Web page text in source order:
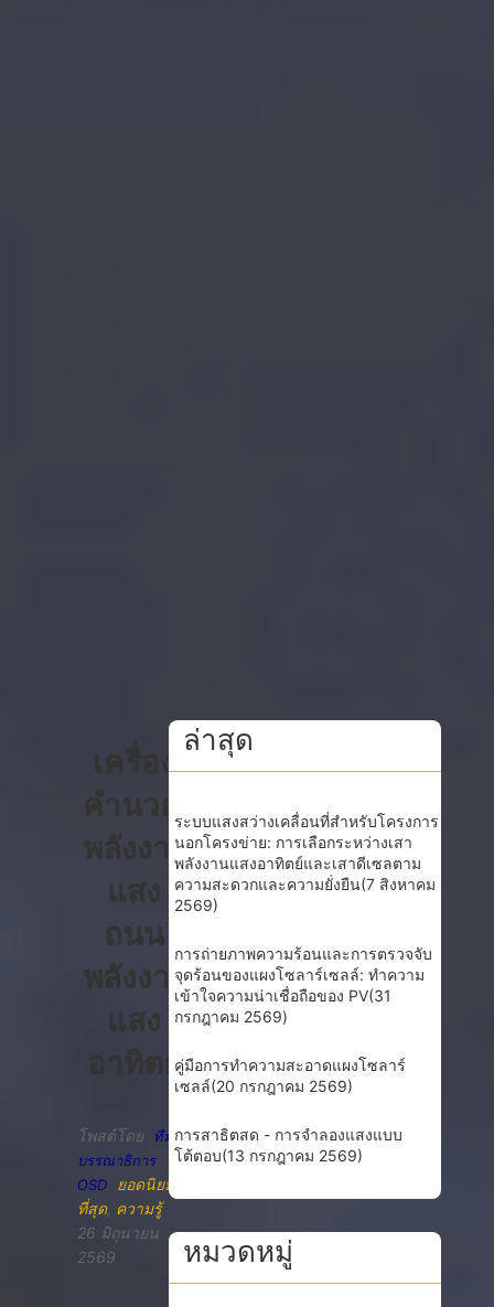
เครื่อง
คำนวณ
พลังงาน
แสง
ถนน
พลังงาน
แสง
อาทิตย์
โพสต์โดย
ทีม
บรรณาธิการ
OSD
ยอดนิยม
ที่สุด, ความรู้
26 มิถุนายน
2569
ล่าสุด
ระบบแสงสว่างเคลื่อนที่สำหรับโครงการ
นอกโครงข่าย: การเลือกระหว่างเสา
พลังงานแสงอาทิตย์และเสาดีเซลตาม
ความสะดวกและความยั่งยืน(7 สิงหาคม
2569)
การถ่ายภาพความร้อนและการตรวจจับ
จุดร้อนของแผงโซลาร์เซลล์: ทำความ
เข้าใจความน่าเชื่อถือของ PV(31
กรกฎาคม 2569)
คู่มือการทำความสะอาดแผงโซลาร์
เซลล์(20 กรกฎาคม 2569)
การสาธิตสด - การจำลองแสงแบบ
โต้ตอบ(13 กรกฎาคม 2569)
หมวดหมู่